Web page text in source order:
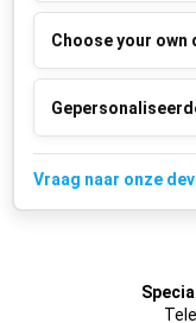
Choose your own
Vraag naar onze